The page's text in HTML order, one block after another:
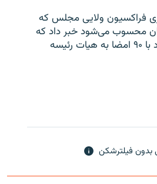
فراکسیون ولایی مجلس که
محسوب می‌شود خبر داد که
طرح استیضاح وزیر اقتصاد با ۹۰ امضا به هیات رئیسه
فیلترشکن